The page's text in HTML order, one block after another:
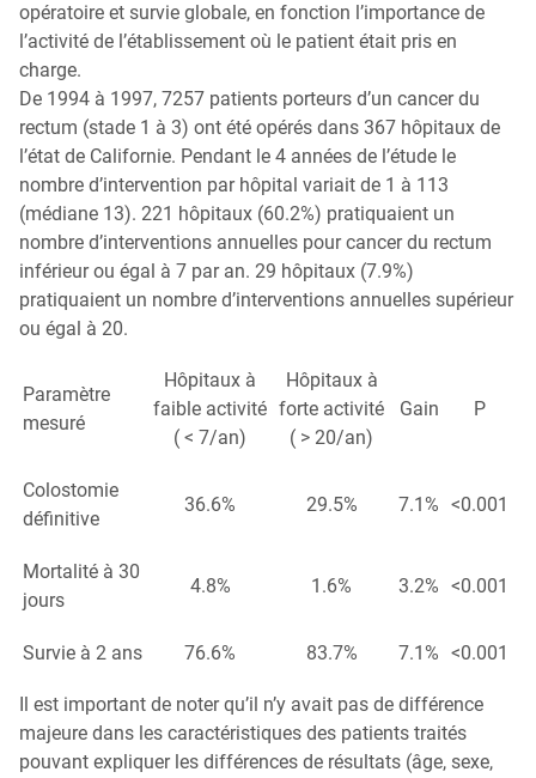
opératoire et survie globale, en fonction l’importance de
l’activité de l’établissement où le patient était pris en
charge.
De 1994 à 1997, 7257 patients porteurs d’un cancer du
rectum (stade 1 à 3) ont été opérés dans 367 hôpitaux de
l’état de Californie. Pendant le 4 années de l’étude le
nombre d’intervention par hôpital variait de 1 à 113
(médiane 13). 221 hôpitaux (60.2%) pratiquaient un
nombre d’interventions annuelles pour cancer du rectum
inférieur ou égal à 7 par an. 29 hôpitaux (7.9%)
pratiquaient un nombre d’interventions annuelles supérieur
ou égal à 20.
Paramètre
mesuré
Hôpitaux à
faible activité
( < 7/an)
Hôpitaux à
forte activité
( > 20/an)
Gain P
Colostomie
définitive
36.6% 29.5% 7.1% <0.001
Mortalité à 30
jours
4.8% 1.6% 3.2% <0.001
Survie à 2 ans 76.6% 83.7% 7.1% <0.001
Il est important de noter qu’il n’y avait pas de différence
majeure dans les caractéristiques des patients traités
pouvant expliquer les différences de résultats (âge, sexe,